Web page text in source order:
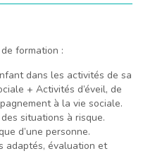
formation :
dans les activités de sa
+ Activités d’éveil, de
à la vie sociale.
situations à risque.
d’une personne.
adaptés, évaluation et